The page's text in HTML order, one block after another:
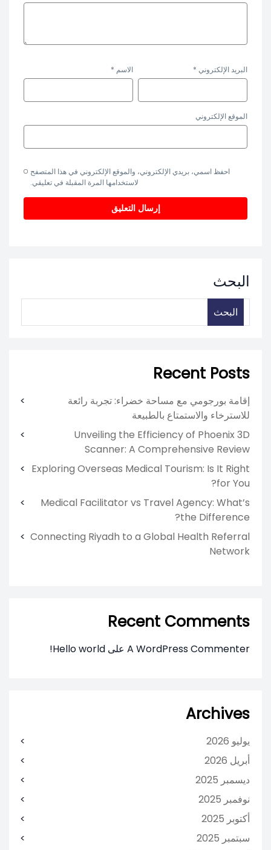
الاسم * البريد الإلكتروني *
الموقع الإلكتروني
احفظ اسمي، بريدي الإلكتروني، والموقع الإلكتروني في هذا المتصفح
لاستخدامها المرة المقبلة في تعليقي.
البحث
البحث
Recent Posts
إقامة بورجومي مع مساحة خضراء: تجربة رائعة
للاسترخاء والاستمتاع بالطبيعة
Unveiling the Efficiency of Phoenix 3D
Scanner: A Comprehensive Review
Exploring Overseas Medical Tourism: Is It Right
for You?
Medical Facilitator vs Travel Agency: What’s
the Difference?
Connecting Riyadh to a Global Health Referral
Network
Recent Comments
A WordPress Commenter على Hello world!
Archives
يوليو 2026
أبريل 2026
ديسمبر 2025
نوفمبر 2025
أكتوبر 2025
سبتمبر 2025